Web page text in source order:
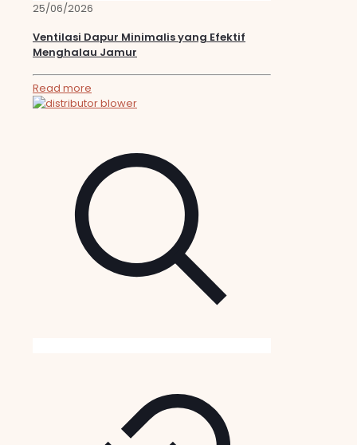
25/06/2026
Ventilasi Dapur Minimalis yang Efektif
Menghalau Jamur
Read more